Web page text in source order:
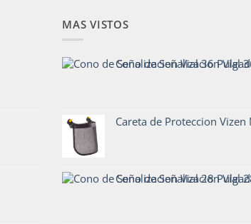
MAS VISTOS
Cono de Señalizacion Vial 36 Pulgadas
Careta de Proteccion Vizen Mesh
Cono de Señalizacion Vial 28 Pulgadas